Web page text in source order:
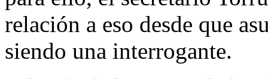
relación a eso desde que
siendo una interrogante.